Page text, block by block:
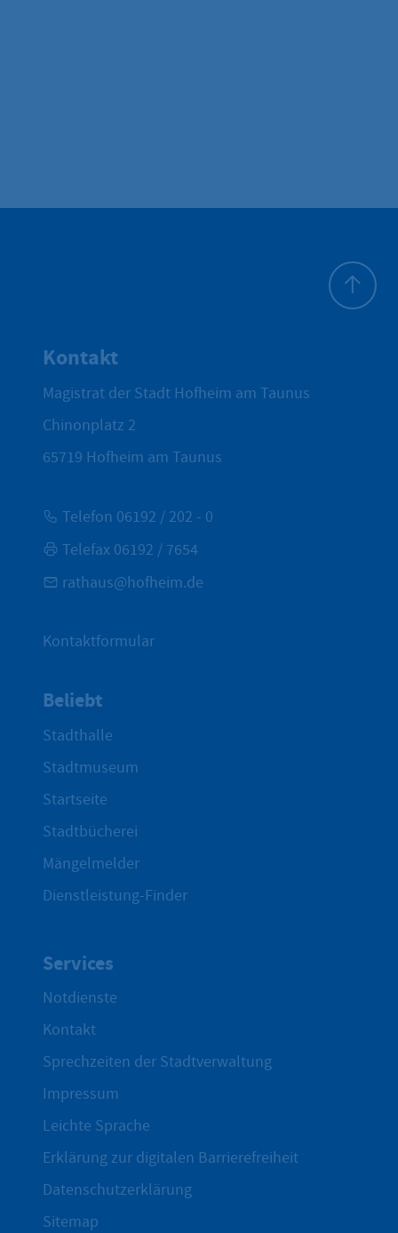
Kontakt
Magistrat der Stadt Hofheim am Taunus
Chinonplatz 2
65719 Hofheim am Taunus
Telefon 06192 / 202 - 0
Telefax 06192 / 7654
rathaus@hofheim.de
Kontaktformular
Beliebt
Stadthalle
Stadtmuseum
Startseite
Stadtbücherei
Mängelmelder
Dienstleistung-Finder
Services
Notdienste
Kontakt
Sprechzeiten der Stadtverwaltung
Impressum
Leichte Sprache
Erklärung zur digitalen Barrierefreiheit
Datenschutzerklärung
Sitemap